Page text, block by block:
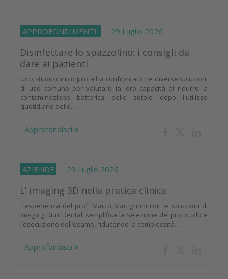
APPROFONDIMENTI 29 Luglio 2026
Disinfettare lo spazzolino: i consigli da
dare ai pazienti
Uno studio clinico pilota ha confrontato tre diverse soluzioni
di uso comune per valutare la loro capacità di ridurre la
contaminazione batterica delle setole dopo l'utilizzo
quotidiano dello...
Approfondisci
AZIENDE 29 Luglio 2026
L’ imaging 3D nella pratica clinica
L’esperienza del prof. Marco Martignoni con le soluzioni di
imaging Dürr Dental: semplifica la selezione del protocollo e
l’esecuzione dell’esame, riducendo la complessità...
Approfondisci